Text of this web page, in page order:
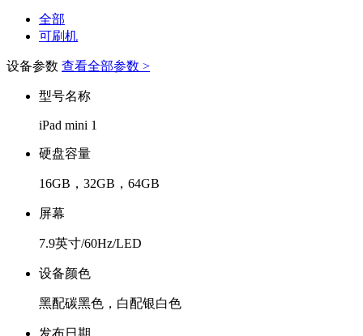
全部
可刷机
设备参数 查看全部参数 >
型号名称
iPad mini 1
硬盘容量
16GB，32GB，64GB
屏幕
7.9英寸/60Hz/LED
设备颜色
黑配碳黑色，白配银白色
发布日期